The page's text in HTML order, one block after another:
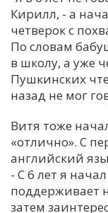
Кирилл, - а
четверок с
По словам
в школу, а уже
Пушкинских
назад не мог
Витя тоже
«отлично». С
английский
- С 6 лет я
поддерживает
затем